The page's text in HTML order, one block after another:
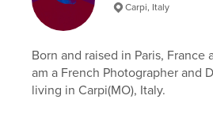
Carpi, Italy
Born and raised in Paris, France
am a French Photographer and
living in Carpi(MO), Italy.